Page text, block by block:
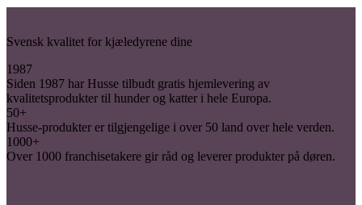
Svensk kvalitet for kjæledyrene dine
1987
Siden 1987 har Husse tilbudt gratis hjemlevering av
kvalitetsprodukter til hunder og katter i hele Europa.
50+
Husse-produkter er tilgjengelige i over 50 land over hele verden.
1000+
Over 1000 franchisetakere gir råd og leverer produkter på døren.